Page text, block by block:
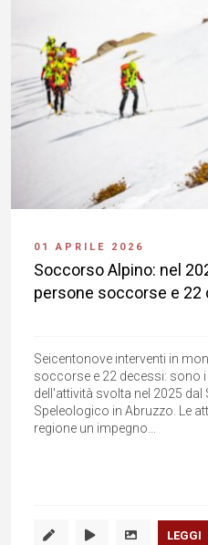
01 APRILE 2026
Soccorso Alpino: nel
persone soccorse e 22
Seicentonove interventi in
soccorse e 22 decessi: sono
dell'attività svolta nel 2025
Speleologico in Abruzzo. Le
regione un impegno...
LEGGI